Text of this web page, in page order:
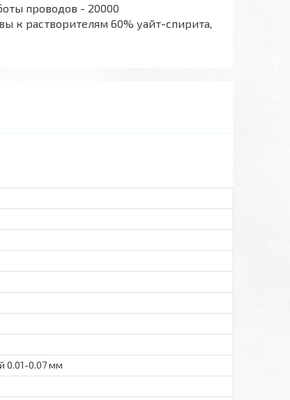
проводов - 20000
к растворителям 60% уайт-спирита,
0.01-0.07 мм